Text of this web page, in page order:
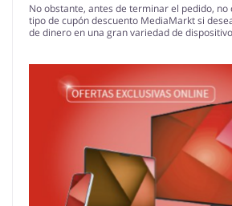
No obstante, antes de terminar el pedido,
tipo de cupón descuento MediaMarkt si
de dinero en una gran variedad de